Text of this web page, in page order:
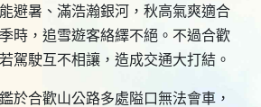
避暑、滿浩瀚銀河，秋高氣爽適合
時，追雪遊客絡繹不絕。不過合歡
駕駛互不相讓，造成交通大打結。
於合歡山公路多處隘口無法會車，